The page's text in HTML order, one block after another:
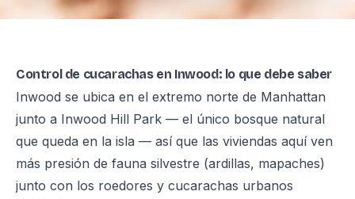
Control de cucarachas en Inwood: lo que debe saber
Inwood se ubica en el extremo norte de Manhattan
junto a Inwood Hill Park — el único bosque natural
que queda en la isla — así que las viviendas aquí ven
más presión de fauna silvestre (ardillas, mapaches)
junto con los roedores y cucarachas urbanos